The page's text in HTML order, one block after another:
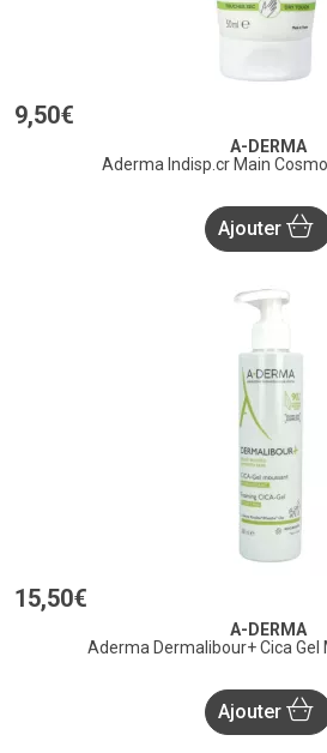
9,50€
A-DERMA
Aderma Indisp.cr Main
Ajouter
15,50€
A-DERMA
Aderma Dermalibour+ Cica Gel
Ajouter